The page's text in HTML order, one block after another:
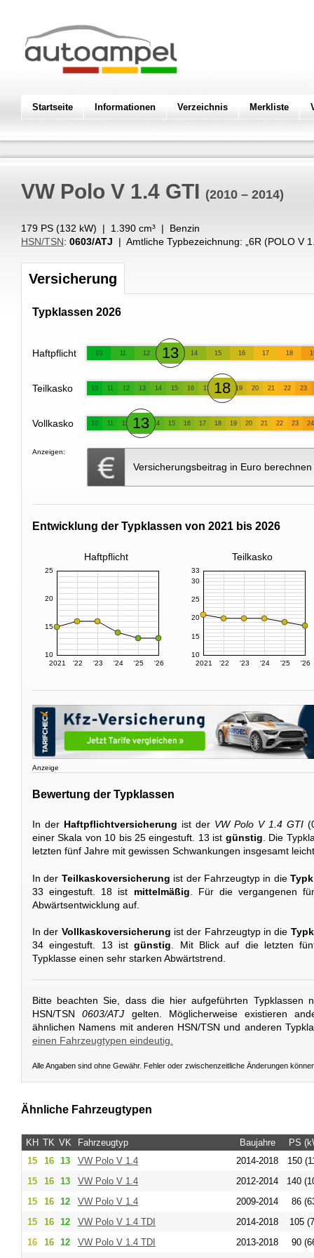
Startseite Informationen Verzeichnis Merkliste
VW Polo V 1.4 GTI (2010 – 2014)
179 PS (132 kW) | 1.390 cm³ | Benzin
HSN/TSN: 0603/ATJ | Amtliche Typbezeichnung: „ 6R (POLO V
Versicherung
Typklassen 2026
Haftpflicht 10 11 12 13 14 15 16 17 18
Teilkasko 10 11 12 13 14 15 16 17 18 19 20 21 22 23
Vollkasko 10 11 12 13 14 15 16 17 18 19 20 21 22 23 24
Anzeigen:
Versicherungsbeitrag in Euro berechnen
Entwicklung der Typklassen von 2021 bis 2026
Haftpflicht Teilkasko
2021 '22 '23 '24 '25 '26
10
15
20
25
2021 '22 '23 '24 '25 '26
10
15
20
25
30
33
Anzeige
Bewertung der Typklassen
In der Haftpflichtversicherung ist der VW Polo V 1.4 GTI
einer Skala von 10 bis 25 eingestuft. 13 ist günstig . Die
letzten fünf Jahre mit gewissen Schwankungen insgesamt
In der Teilkaskoversicherung ist der Fahrzeugtyp in die
33 eingestuft. 18 ist mittelmäßig . Für die vergangenen
Abwärtsentwicklung auf.
In der Vollkaskoversicherung ist der Fahrzeugtyp in die
34 eingestuft. 13 istgünstig. Mit Blick auf die letzten
Typklasse einen sehr starken Abwärtstrend.
Bitte beachten Sie, dass die hier aufgeführten Typklassen
HSN/TSN0603/ATJ gelten. Möglicherweise existieren
ähnlichen Namens mit anderen HSN/TSN und anderen
einen Fahrzeugtypen eindeutig.
Alle Angaben sind ohne Gewähr. Fehler oder zwischenzeitliche Änderungen
Ähnliche Fahrzeugtypen
KH TK VK Fahrzeugtyp Baujahre
PS
15
16 13 VW Polo V 1.4 2014-2018
150
15
16 13 VW Polo V 1.4 2012-2014
140
15
16 12 VW Polo V 1.4 2009-2014
86
15
16 12 VW Polo V 1.4 TDI 2014-2018
105
16
16 12 VW Polo V 1.4 TDI 2013-2018
90